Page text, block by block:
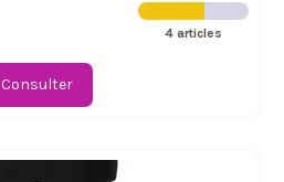
4 articles
Consulter